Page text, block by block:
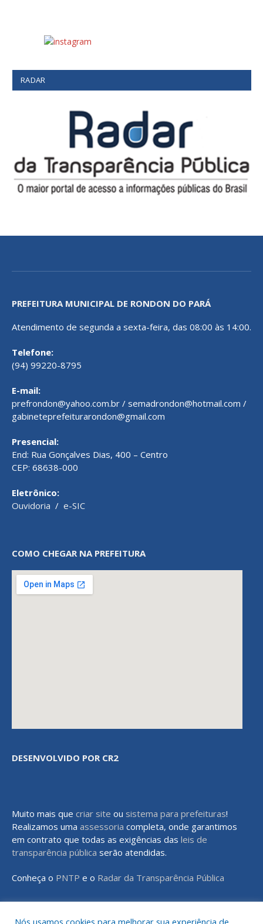
RADAR
PREFEITURA MUNICIPAL DE RONDON DO PARÁ
Atendimento de segunda a sexta-feira, das 08:00 às 14:00.
Telefone:
(94) 99220-8795
E-mail:
prefrondon@yahoo.com.br / semadrondon@hotmail.com /
gabineteprefeiturarondon@gmail.com
Presencial:
End: Rua Gonçalves Dias, 400 – Centro
CEP: 68638-000
Eletrônico:
Ouvidoria / e-SIC
COMO CHEGAR NA PREFEITURA
DESENVOLVIDO POR CR2
Muito mais que criar site ou sistema para prefeituras!
Realizamos uma assessoria completa, onde garantimos
em contrato que todas as exigências das leis de
transparência pública serão atendidas.
Conheça o PNTP e o Radar da Transparência Pública
Nós usamos cookies para melhorar sua experiência de